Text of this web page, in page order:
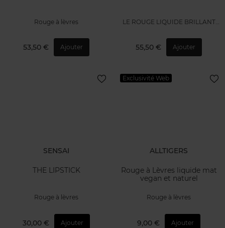
Rouge à lèvres
53,50 € Ajouter
LE ROUGE LIQUIDE BRILLANT
55,50 € Ajouter
SENSAI
THE LIPSTICK
Rouge à lèvres
30,00 € Ajouter
Exclusivité Web
ALLTIGERS
Rouge à Lèvres liquide mat
vegan et naturel
Rouge à lèvres
9,00 € Ajouter